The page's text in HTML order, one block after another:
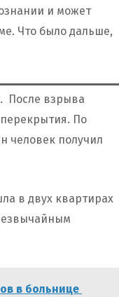
и может
Что было дальше,
После взрыва
По
человек получил
в двух квартирах
в больнице